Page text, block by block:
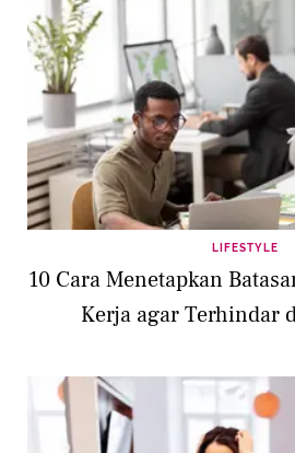
LIFESTYLE
10 Cara Menetapkan
Kerja agar Terhindar